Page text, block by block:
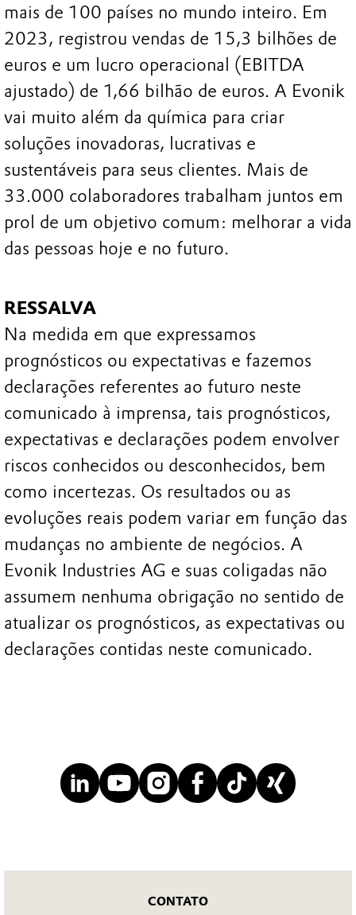
mais de 100 países no mundo inteiro. Em
2023, registrou vendas de 15,3 bilhões de
euros e um lucro operacional (EBITDA
ajustado) de 1,66 bilhão de euros. A Evonik
vai muito além da química para criar
soluções inovadoras, lucrativas e
sustentáveis para seus clientes. Mais de
33.000 colaboradores trabalham juntos em
prol de um objetivo comum: melhorar a vida
das pessoas hoje e no futuro.
RESSALVA
Na medida em que expressamos
prognósticos ou expectativas e fazemos
declarações referentes ao futuro neste
comunicado à imprensa, tais prognósticos,
expectativas e declarações podem envolver
riscos conhecidos ou desconhecidos, bem
como incertezas. Os resultados ou as
evoluções reais podem variar em função das
mudanças no ambiente de negócios. A
Evonik Industries AG e suas coligadas não
assumem nenhuma obrigação no sentido de
atualizar os prognósticos, as expectativas ou
declarações contidas neste comunicado.
CONTATO